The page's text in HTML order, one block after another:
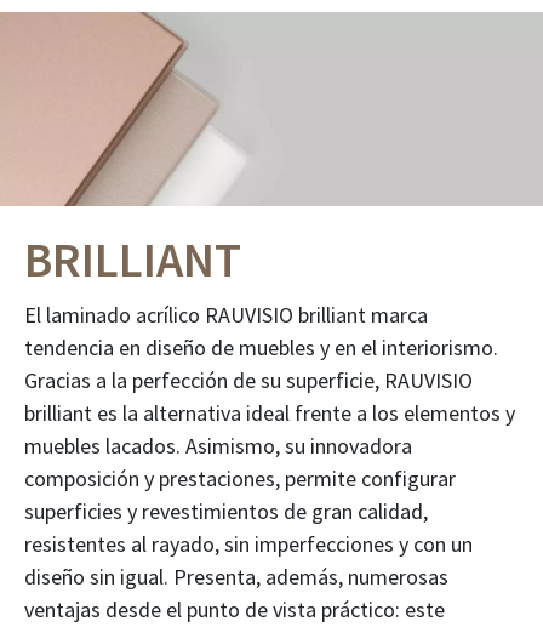
BRILLIANT
El laminado acrílico RAUVISIO brilliant marca
tendencia en diseño de muebles y en el interiorismo.
Gracias a la perfección de su superficie, RAUVISIO
brilliant es la alternativa ideal frente a los elementos y
muebles lacados. Asimismo, su innovadora
composición y prestaciones, permite configurar
superficies y revestimientos de gran calidad,
resistentes al rayado, sin imperfecciones y con un
diseño sin igual. Presenta, además, numerosas
ventajas desde el punto de vista práctico: este